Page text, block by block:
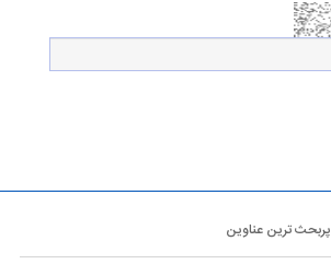
پربحث ترین عناوین